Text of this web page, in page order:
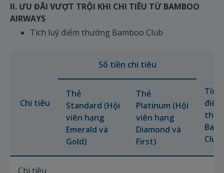
II. ƯU ĐÃI VƯỢT TRỘI KHI CHI TIÊU TỪ BAMBOO
AIRWAYS
Tích luỹ điểm thưởng Bamboo Club
Chi tiêu
Số tiền chi tiêu
Tích
điểm
Club
Thẻ
Standard (Hội
viên hạng
Emerald và
Gold)
Thẻ
Platinum (Hội
viên hạng
Diamond và
First)
Chi tiêu